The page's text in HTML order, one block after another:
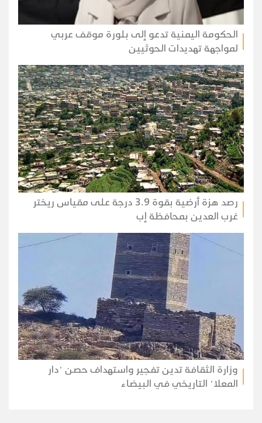
الحكومة اليمنية تدعو إلى بلورة موقف عربي
لمواجهة تهديدات الحوثيين
رصد هزة أرضية بقوة 3.9 درجة على مقياس ريختر
غرب العدين بمحافظة إب
وزارة الثقافة تدين تفجير واستهداف حصن "دار
المعلا" التاريخي في البيضاء